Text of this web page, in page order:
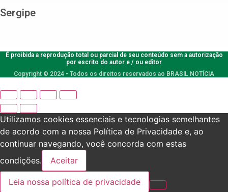
Sergipe
É proibida a reprodução total ou parcial de seu conteúdo sem a autorização
por escrito do autor e / ou editor
Copyright © 2024 - Todos os direitos reservados ao BRASIL NOTÍCIA
Utilizamos cookies essenciais e tecnologias semelhantes
de acordo com a nossa Política de Privacidade e, ao
continuar navegando, você concorda com estas
condições.
Aceitar
Leia nossa política de privacidade